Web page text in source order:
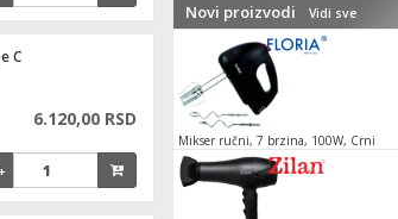
C
6.120,00 RSD
Novi proizvodi Vidi sve
180,00
ZLN1160
Mikser ručni, 7 brzina, 100W, Crni